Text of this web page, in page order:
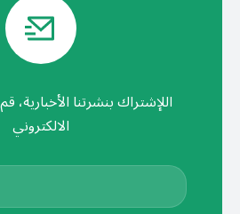
اللإشتراك بنشرتنا
الالكتروني